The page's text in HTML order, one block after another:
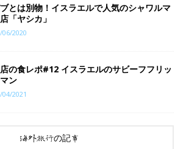
とは別物！イスラエルで人気のシャワルマ
「ヤシカ」
06/2020
の食レポ#12 イスラエルのサビーフフリッ
ン
04/2021
海外旅行の記事